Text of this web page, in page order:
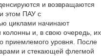
и возвращаются
этом ПАУ с
циклами начинают
колонны и, в свою очередь, их
приемлемого уровня. После
и стекающей флегмой